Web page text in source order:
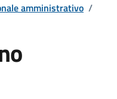
amministrativo /